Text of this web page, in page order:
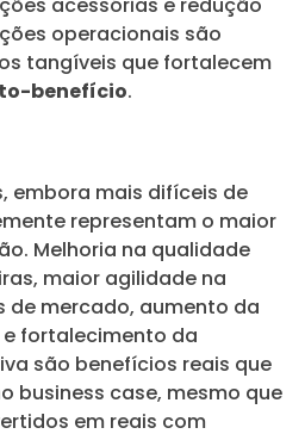
operacionais são
tangíveis que fortalecem
benefício.
embora mais difíceis de
representam o maior
Melhoria na qualidade
maior agilidade na
de mercado, aumento da
fortalecimento da
são benefícios reais que
business case, mesmo que
em reais com